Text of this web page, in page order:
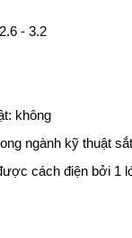
- 3.2
không
ngành kỹ thuật
cách điện bởi 1